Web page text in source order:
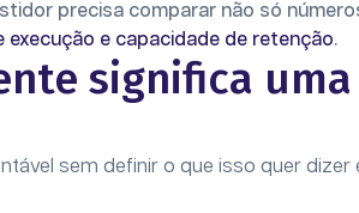
precisa comparar não só
e capacidade de retenção.
significa
sem definir o que isso quer